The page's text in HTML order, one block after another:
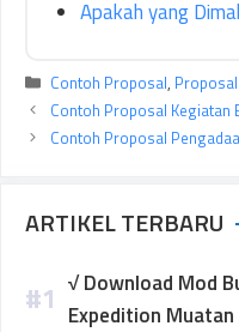
Apakah yang
Kategori
Contoh Proposal,
Contoh Proposal Kegiatan
Contoh Proposal
ARTIKEL TERBARU
√ Download Mod
Expedition Muatan